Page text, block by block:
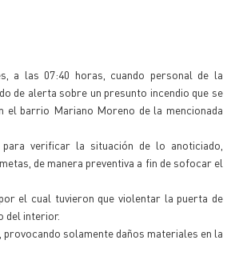
a las 07:40 horas, cuando personal de la
de alerta sobre un presunto incendio que se
el barrio Mariano Moreno de la mencionada
verificar la situación de lo anoticiado,
de manera preventiva a fin de sofocar el
el cual tuvieron que violentar la puerta de
del interior.
solamente daños materiales en la